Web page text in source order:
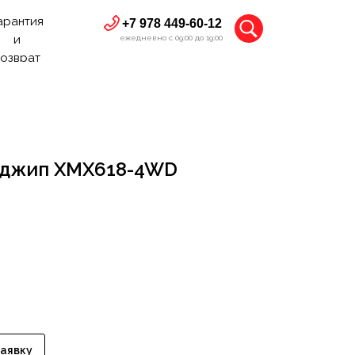
и
+7 978 449-60-12
ежедневно с 09:00 до 19:00
XMX618-4WD